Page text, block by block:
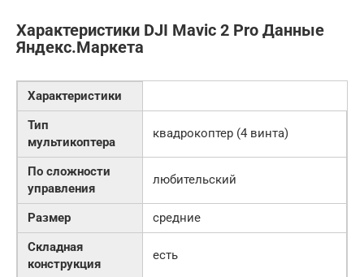
Характеристики DJI Mavic 2 Pro Данные
Яндекс.Маркета
Характеристики
Тип
мультикоптера
квадрокоптер (4 винта)
По сложности
управления
любительский
Размер
средние
Складная
конструкция
есть